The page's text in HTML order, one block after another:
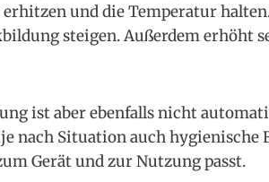
erhitzen und die Temperatur
steigen. Außerdem erhöht
ist aber ebenfalls nicht
nach Situation auch hygienische
Gerät und zur Nutzung passt.